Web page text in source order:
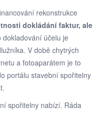
rekonstrukce
dokládání faktur, ale
dokladování účelu je
V době chytrých
a fotoaparátem je to
portálu stavební spořitelny
spořitelny nabízí. Ráda